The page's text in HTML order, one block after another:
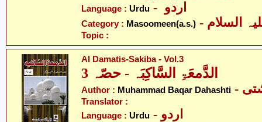
Language : Urdu
Category : Masoomeen(a.s.)
Topic :
Al Damatis-Sakiba - Vol.3
الدَّمعَۃِ السَّاکِبَہ - حصّہ 3
Author : Muhammad Baqar Dahashti
Translator :
Language : Urdu - اردو